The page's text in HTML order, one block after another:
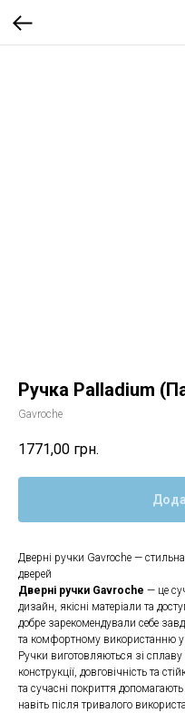
Ручка Palladium
Gavroche
1771,00 грн.
Дверні ручки Gavroche —
дверей
Дверні ручки Gavroche — це
дизайн, якісні матеріали та
добре зарекомендували себе
та комфортному використанню
Ручки виготовляються зі сплаву
конструкції, довговічність та
та сучасні покриття
навіть після тривалого